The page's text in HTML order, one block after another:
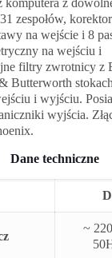
zespołów,
na wejście i 8
na wejściu i
filtry zwrotnicy z
Butterworth
i wyjściu.
wyjścia.
Dane techniczne
~